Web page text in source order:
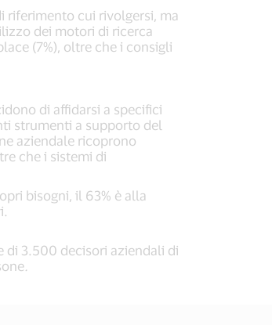
riferimento cui rivolgersi, ma
dei motori di ricerca
(7%), oltre che i consigli
di affidarsi a specifici
strumenti a supporto del
aziendale ricoprono
che i sistemi di
bisogni, il 63% è alla
di 3.500 decisori aziendali di
.